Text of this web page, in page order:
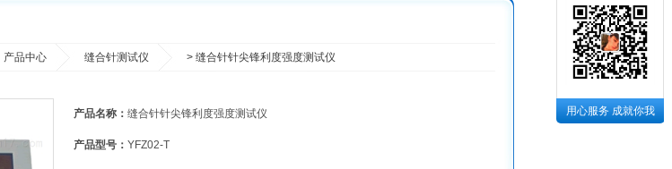
产品中心 缝合针测试仪 > 缝合针针尖锋利度强度测试仪
产品名称： 缝合针针尖锋利度强度测试仪
产品型号： YFZ02-T
用心服务 成就你我